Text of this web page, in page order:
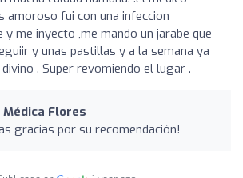
amoroso fui con una infeccion
me inyecto ,me mando un jarabe que
y unas pastillas y a la semana ya
. Super revomiendo el lugar .
Flores
gracias por su recomendación!